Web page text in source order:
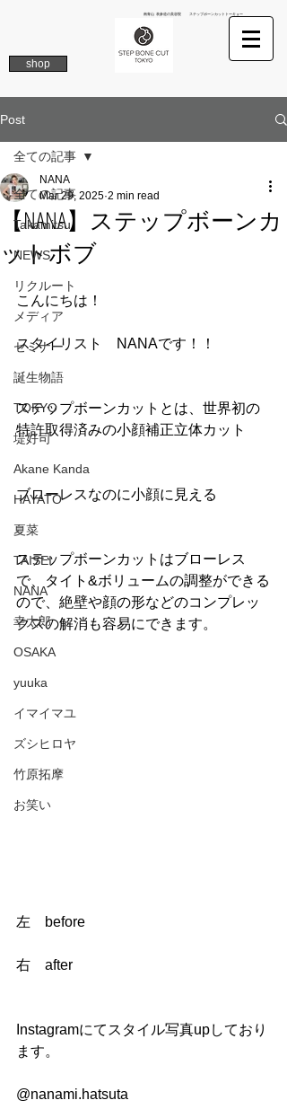
南青山 表参道の美容院 ステップボーンカットトーキョー
shop
Post
全ての記事
Takamitsu
NEWS
リクルート
メディア
セミナー
誕生物語
TOKYO
堤好司
Akane Kanda
HAYATO
夏菜
TAISEI
NANA
幸太郎
OSAKA
yuuka
イマイマユ
ズシヒロヤ
竹原拓摩
お笑い
全ての記事
【NANA】ステップボーンカ
ットボブ
NANA
Mar 29, 2025 2 min read
こんにちは！
スタイリスト　NANAです！！
ステップボーンカットとは、世界初の
特許取得済みの小顔補正立体カット
ブローレスなのに小顔に見える
ステップボーンカットはブローレス
で、タイト&ボリュームの調整ができる
ので、絶壁や顔の形などのコンプレッ
クスの解消も容易にできます。
左　before
右　after
Instagramにてスタイル写真upしており
ます。
@nanami.hatsuta